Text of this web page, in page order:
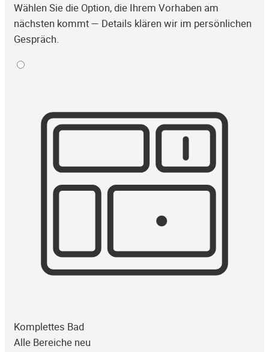
Wählen Sie die Option, die Ihrem Vorhaben am
nächsten kommt — Details klären wir im persönlichen
Gespräch.
Komplettes Bad
Alle Bereiche neu